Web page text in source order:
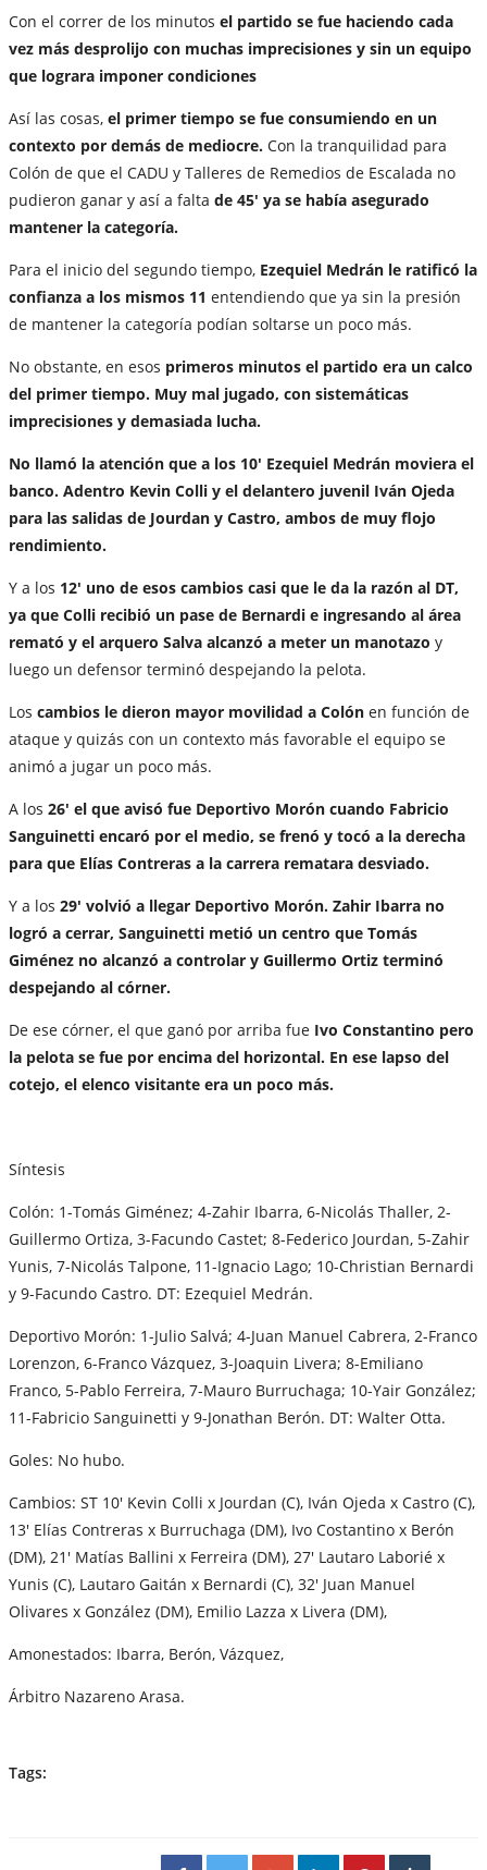
Con el correr de los minutos el partido se fue haciendo cada
vez más desprolijo con muchas imprecisiones y sin un equipo
que lograra imponer condiciones
Así las cosas, el primer tiempo se fue consumiendo en un
contexto por demás de mediocre. Con la tranquilidad para
Colón de que el CADU y Talleres de Remedios de Escalada no
pudieron ganar y así a falta de 45' ya se había asegurado
mantener la categoría.
Para el inicio del segundo tiempo, Ezequiel Medrán le ratificó la
confianza a los mismos 11 entendiendo que ya sin la presión
de mantener la categoría podían soltarse un poco más.
No obstante, en esos primeros minutos el partido era un calco
del primer tiempo. Muy mal jugado, con sistemáticas
imprecisiones y demasiada lucha.
No llamó la atención que a los 10' Ezequiel Medrán moviera el
banco. Adentro Kevin Colli y el delantero juvenil Iván Ojeda
para las salidas de Jourdan y Castro, ambos de muy flojo
rendimiento.
Y a los 12' uno de esos cambios casi que le da la razón al DT,
ya que Colli recibió un pase de Bernardi e ingresando al área
remató y el arquero Salva alcanzó a meter un manotazo y
luego un defensor terminó despejando la pelota.
Los cambios le dieron mayor movilidad a Colón en función de
ataque y quizás con un contexto más favorable el equipo se
animó a jugar un poco más.
A los 26' el que avisó fue Deportivo Morón cuando Fabricio
Sanguinetti encaró por el medio, se frenó y tocó a la derecha
para que Elías Contreras a la carrera rematara desviado.
Y a los 29' volvió a llegar Deportivo Morón. Zahir Ibarra no
logró a cerrar, Sanguinetti metió un centro que Tomás
Giménez no alcanzó a controlar y Guillermo Ortiz terminó
despejando al córner.
De ese córner, el que ganó por arriba fue Ivo Constantino pero
la pelota se fue por encima del horizontal. En ese lapso del
cotejo, el elenco visitante era un poco más.
Síntesis
Colón: 1-Tomás Giménez; 4-Zahir Ibarra, 6-Nicolás Thaller, 2-
Guillermo Ortiza, 3-Facundo Castet; 8-Federico Jourdan, 5-Zahir
Yunis, 7-Nicolás Talpone, 11-Ignacio Lago; 10-Christian Bernardi
y 9-Facundo Castro. DT: Ezequiel Medrán.
Deportivo Morón: 1-Julio Salvá; 4-Juan Manuel Cabrera, 2-Franco
Lorenzon, 6-Franco Vázquez, 3-Joaquin Livera; 8-Emiliano
Franco, 5-Pablo Ferreira, 7-Mauro Burruchaga; 10-Yair González;
11-Fabricio Sanguinetti y 9-Jonathan Berón. DT: Walter Otta.
Goles: No hubo.
Cambios: ST 10' Kevin Colli x Jourdan (C), Iván Ojeda x Castro (C),
13' Elías Contreras x Burruchaga (DM), Ivo Costantino x Berón
(DM), 21' Matías Ballini x Ferreira (DM), 27' Lautaro Laborié x
Yunis (C), Lautaro Gaitán x Bernardi (C), 32' Juan Manuel
Olivares x González (DM), Emilio Lazza x Livera (DM),
Amonestados: Ibarra, Berón, Vázquez,
Árbitro Nazareno Arasa.
Tags: